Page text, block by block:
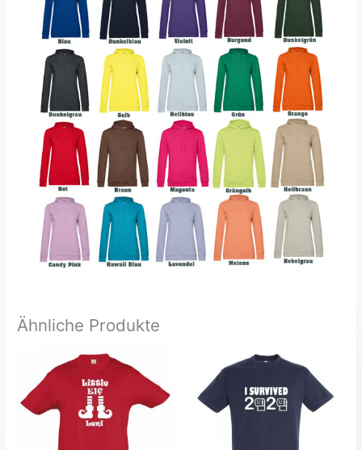
Ähnliche Produkte